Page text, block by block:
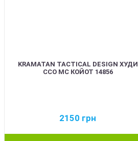
KRAMATAN TACTICAL DESIGN ХУДИ
ССО МС КОЙОТ 14856
2150 грн